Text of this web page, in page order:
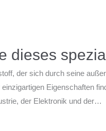
dieses
der sich durch seine
Eigenschaften
der Elektronik und der…